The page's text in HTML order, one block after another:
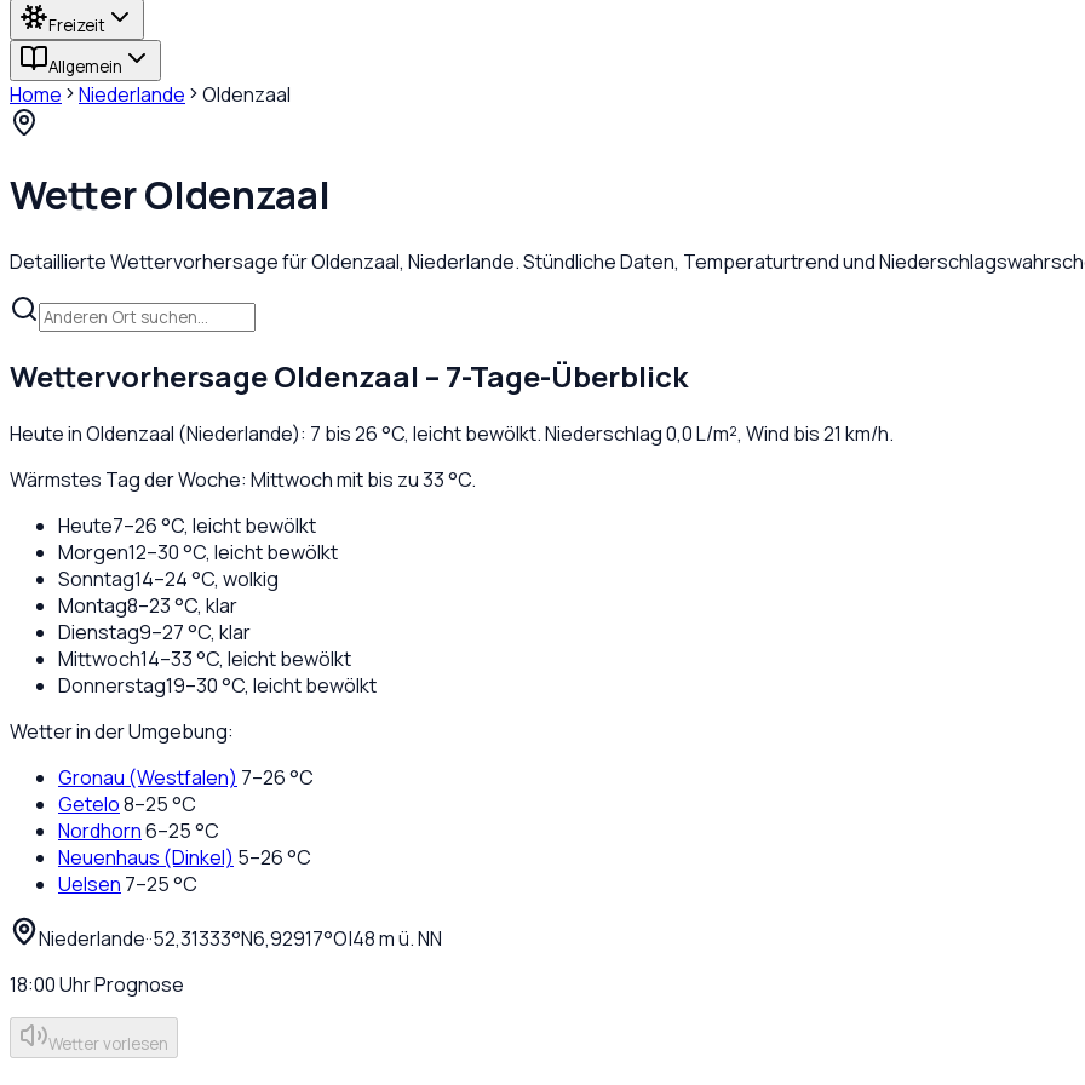
Freizeit
Allgemein
Home Niederlande Oldenzaal
WetterOldenzaal
Detaillierte Wettervorhersage fürOldenzaal, Niederlande. Stündliche Daten, Temperaturtrend und
WettervorhersageOldenzaal – 7-Tage-Überblick
Heute inOldenzaal (Niederlande): 7 bis26°C, leicht bewölkt. Niederschlag0,0L/m², Wind bis21 km/h.
Wärmstes Tag der Woche: Mittwoch mit bis zu 33 °C.
Heute7–26°C, leicht bewölkt
Morgen12–30°C, leicht bewölkt
Sonntag14–24°C, wolkig
Montag8–23°C, klar
Dienstag9–27°C, klar
Mittwoch14–33°C, leicht bewölkt
Donnerstag19–30°C, leicht bewölkt
Wetter in der Umgebung:
Gronau (Westfalen) 7–26°C
Getelo8–25°C
Nordhorn6–25°C
Neuenhaus (Dinkel) 5–26°C
Uelsen 7–25°C
Niederlande··52,31333°N6,92917°O|48m ü. NN
18:00UhrPrognose
Wetter vorlesen